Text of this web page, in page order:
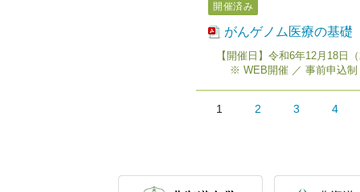
開催済み
がんゲノム医療の基礎
【開催日】令和6年12月18日
※ WEB開催 ／ 事前申込制
1 2 3 4